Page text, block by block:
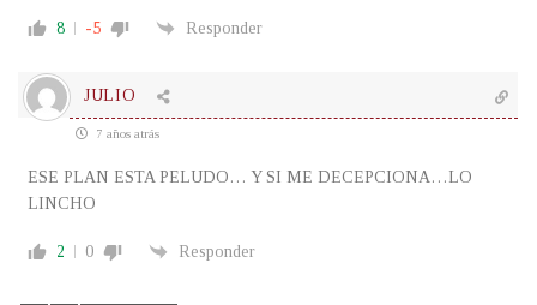
8 -5 Responder
JULIO
7 años atrás
ESE PLAN ESTA PELUDO… Y SI ME DECEPCIONA…LO
LINCHO
2 0 Responder